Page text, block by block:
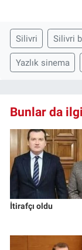
Silivri Silivri
Yazlık sinema
Bunlar da
İtirafçı oldu